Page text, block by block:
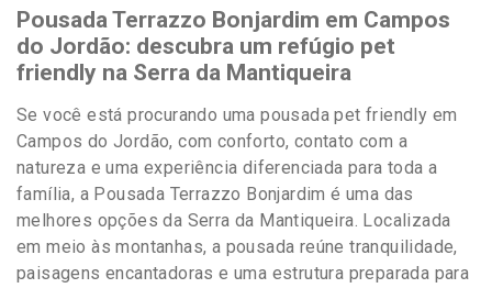
Pousada Terrazzo Bonjardim em Campos
do Jordão: descubra um refúgio pet
friendly na Serra da Mantiqueira
Se você está procurando uma pousada pet friendly em
Campos do Jordão, com conforto, contato com a
natureza e uma experiência diferenciada para toda a
família, a Pousada Terrazzo Bonjardim é uma das
melhores opções da Serra da Mantiqueira. Localizada
em meio às montanhas, a pousada reúne tranquilidade,
paisagens encantadoras e uma estrutura preparada para